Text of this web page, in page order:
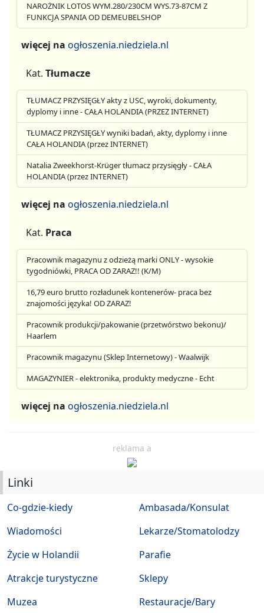
NAROŻNIK LOTOS WYM.280/230CM WYS.73-87CM Z
FUNKCJA SPANIA OD DEMEUBELSHOP
więcej na ogłoszenia.niedziela.nl
Kat. Tłumacze
TŁUMACZ PRZYSIĘGŁY akty z USC, wyroki, dokumenty,
dyplomy i inne - CAŁA HOLANDIA (PRZEZ INTERNET)
TŁUMACZ PRZYSIĘGŁY wyniki badań, akty, dyplomy i inne
CAŁA HOLANDIA (przez INTERNET)
Natalia Zweekhorst-Krüger tłumacz przysięgły - CAŁA
HOLANDIA (przez INTERNET)
więcej na ogłoszenia.niedziela.nl
Kat. Praca
Pracownik magazynu z odzieżą marki ONLY - wysokie
tygodniówki, PRACA OD ZARAZ!! (K/M)
16,79 euro brutto rozładunek kontenerów- praca bez
znajomości języka! OD ZARAZ!
Pracownik produkcji/pakowanie (przetwórstwo bekonu)/
Haarlem
Pracownik magazynu (Sklep Internetowy) - Waalwijk
MAGAZYNIER - elektronika, produkty medyczne - Echt
więcej na ogłoszenia.niedziela.nl
reklama a
Linki
Co-gdzie-kiedy
Wiadomości
Życie w Holandii
Atrakcje turystyczne
Muzea
Ambasada/Konsulat
Lekarze/Stomatolodzy
Parafie
Sklepy
Restauracje/Bary